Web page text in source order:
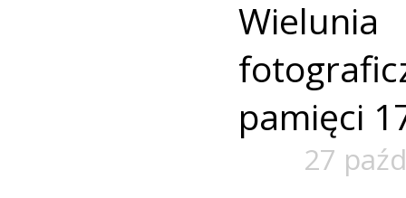
Wielunia
pamięci
27